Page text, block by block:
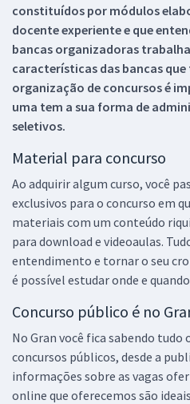
constituídos por módulos
docente experiente e que
bancas organizadoras
características das bancas
organização de concursos é
uma tem a sua forma de
seletivos.
Material para concurso
Ao adquirir algum curso, você
exclusivos para o concurso em
materiais com um conteúdo
para download e videoaulas.
entendimento e tornar o seu
é possível estudar onde e
Concurso público é no
No Gran você fica sabendo tudo
concursos públicos, desde a
informações sobre as vagas
online que oferecemos são